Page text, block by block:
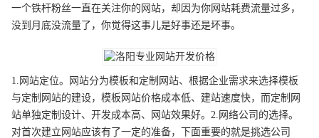
一个铁杆粉丝一直在关注你的网站，却因为你网站耗费流量过多，
没到月底没流量了，你觉得这事儿是好事还是坏事。
1.网站定位。网站分为模板和定制网站、根据企业需求来选择模板
与定制网站的建设，模板网站价格成本低、建站速度快，而定制网
站单独定制设计、开发成本高、网站效果好。2.网络公司的选择。
对首次建立网站应该有了一定的准备，下面重要的就是挑选公司